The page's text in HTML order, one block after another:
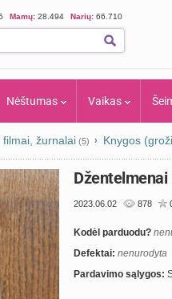
Mamų: 28.494 Narių: 66.710
Nėštumas Vaikas
filmai, žurnalai (5) Knygos
Džentelmenai
2023.06.02 878
Kodėl parduodu?
Defektai: nenurodyta
Pardavimo sąlygos: